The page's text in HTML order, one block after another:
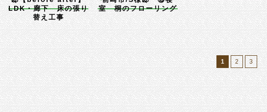
LDK・廊下 床の張り
替え工事
室 桐のフローリング
1 2 3